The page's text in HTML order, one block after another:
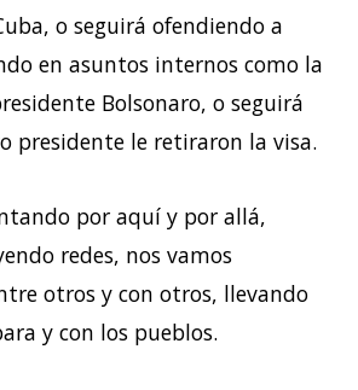
o seguirá ofendiendo a
en asuntos internos como la
Bolsonaro, o seguirá
presidente le retiraron la visa.
por aquí y por allá,
redes, nos vamos
otros y con otros, llevando
y con los pueblos.